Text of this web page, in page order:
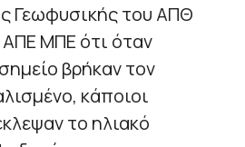
Γεωφυσικής του ΑΠΘ
ΜΠΕ ότι όταν
βρήκαν τον
κάποιοι
το ηλιακό